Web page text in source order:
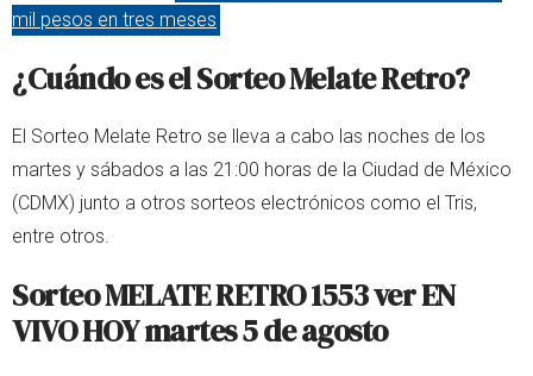
mil pesos en tres meses
¿Cuándo es el Sorteo Melate Retro?
El Sorteo Melate Retro se lleva a cabo las noches de los
martes y sábados a las 21:00 horas de la Ciudad de México
(CDMX) junto a otros sorteos electrónicos como el Tris,
entre otros.
Sorteo MELATE RETRO 1553 ver EN
VIVO HOY martes 5 de agosto